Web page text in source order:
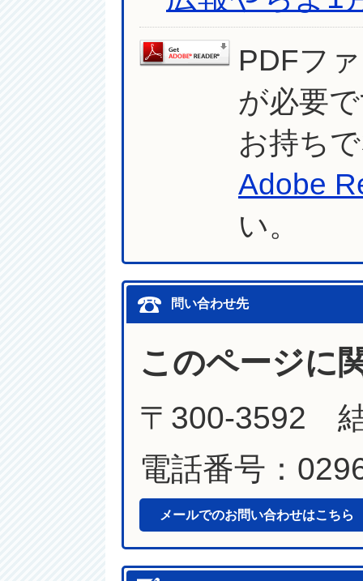
PDFフ
が必要
お持ち
Adobe
い。
問い合わせ先
このページに
〒300-3592
電話番号：
メールでのお問い合わせはこちら